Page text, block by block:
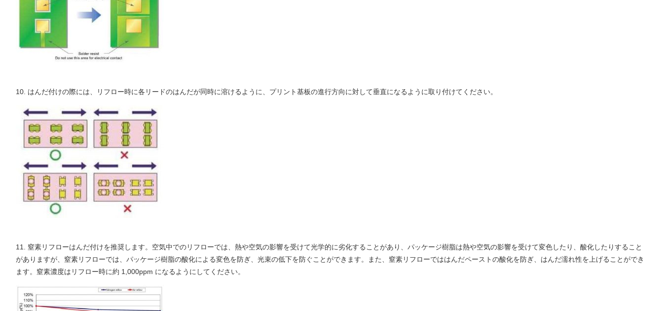
10. はんだ付けの際には、リフロー時に各リードのはんだが同時に溶けるように、プリント基板の進行方向に対して垂直になるように取り付けてください。
11. 窒素リフローはんだ付けを推奨します。空気中でのリフローでは、熱や空気の影響を受けて光学的に劣化することがあり、パッケージ樹脂は熱や空気の影響を受けて変色したり、酸化したりすること
がありますが、窒素リフローでは、パッケージ樹脂の酸化による変色を防ぎ、光束の低下を防ぐことができます。また、窒素リフローでははんだペーストの酸化を防ぎ、はんだ濡れ性を上げることができ
ます。窒素濃度はリフロー時に約 1,000ppm になるようにしてください。